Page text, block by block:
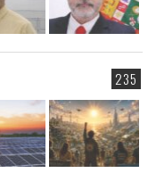
235